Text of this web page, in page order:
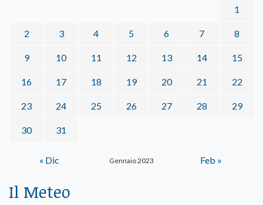
Gennaio 2023
1
2 3 4 5 6 7 8
9 10 11 12 13 14 15
16 17 18 19 20 21 22
23 24 25 26 27 28 29
30 31
« Dic Feb »
Il Meteo